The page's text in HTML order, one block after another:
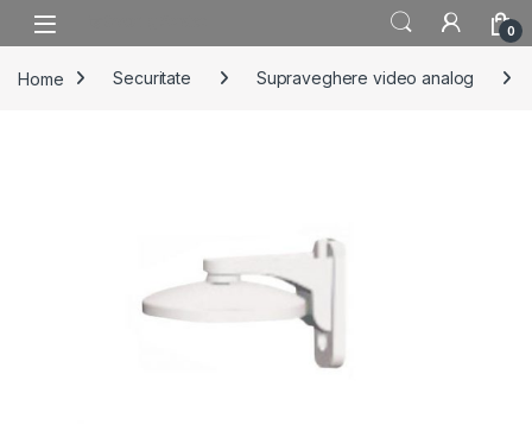
Skip to navigation
Skip to content
0
Home Securitate Supraveghere video analog